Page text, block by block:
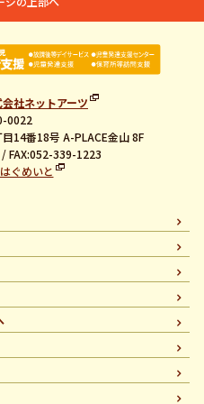
社ネットアーツ
0022
14番18号 A-PLACE金山 8F
FAX:052-339-1223
はぐめいと